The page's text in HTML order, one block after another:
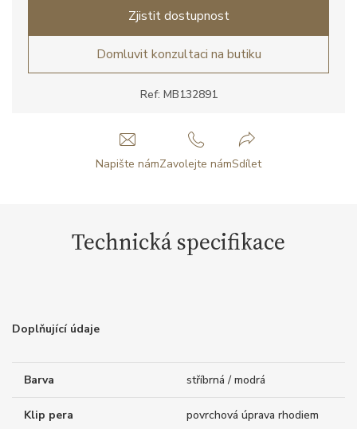
Ref: MB132891
Zjistit dostupnost
Domluvit konzultaci na butiku
Napište námZavolejte námSdílet
Technická specifikace
Doplňující údaje
Barva stříbrná / modrá
Klip pera povrchová úprava rhodiem